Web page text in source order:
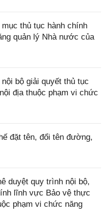
thủ tục hành chính
quản lý Nhà nước của
bộ giải quyết thủ tục
địa thuộc phạm vi chức
đặt tên, đổi tên đường,
duyệt quy trình nội bộ,
lĩnh vực Bảo vệ thực
phạm vi chức năng